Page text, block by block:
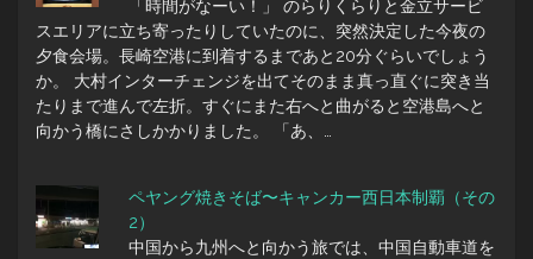
「時間がなーい！」 のらりくらりと金立サービ
スエリアに立ち寄ったりしていたのに、突然決定した今夜の
夕食会場。長崎空港に到着するまであと20分ぐらいでしょう
か。 大村インターチェンジを出てそのまま真っ直ぐに突き当
たりまで進んで左折。すぐにまた右へと曲がると空港島へと
向かう橋にさしかかりました。 「あ、…
ペヤング焼きそば〜キャンカー西日本制覇（その
2）
中国から九州へと向かう旅では、中国自動車道を